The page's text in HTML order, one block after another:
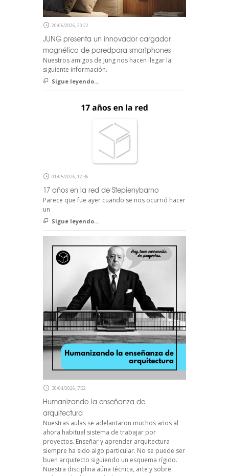
20/06/2026, 20:22
JUNG presenta un innovador cargador
magnético de paredpara smartphones
Nuestros amigos de Jung nos hacen llegar la
siguiente información.
Sigue leyendo...
01/05/2026, 12:36
17 años en la red de Stepienybarno
Parece que fue ayer cuando se nos ocurrió hacer
un
Sigue leyendo...
30/04/2026, 7:32
Humanizando la enseñanza de
arquitectura
Nuestras aulas se adelantaron muchos años al
ahora habitual sistema de trabajar por
proyectos. Enseñar y aprender arquitectura
siempre ha sido algo particular. No se puede ser
buen arquitecto siguiendo un esquema rígido.
Nuestra disciplina aúna técnica, arte y sobre